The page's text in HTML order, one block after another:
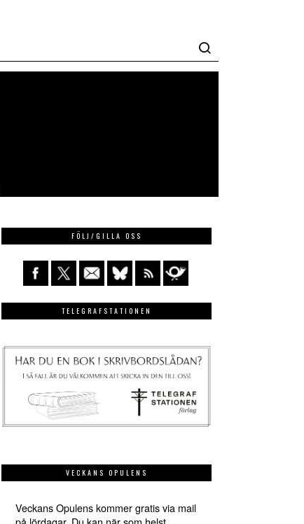
FÖLJ/GILLA OSS
TELEGRAFSTATIONEN
VECKANS OPULENS
Veckans Opulens kommer gratis via mail